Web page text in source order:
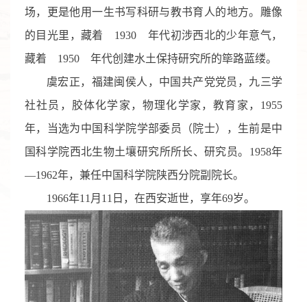
场，更是他用一生书写科研与教书育人的地方。雕像
的目光里，藏着 1930 年代初涉西北的少年意气，
藏着 1950 年代创建水土保持研究所的筚路蓝缕。
虞宏正，福建闽侯人，中国共产党党员，九三学
社社员，胶体化学家，物理化学家，教育家，1955
年，当选为中国科学院学部委员（院士），生前是中
国科学院西北生物土壤研究所所长、研究员。1958年
—1962年，兼任中国科学院陕西分院副院长。
1966年11月11日，在西安逝世，享年69岁。